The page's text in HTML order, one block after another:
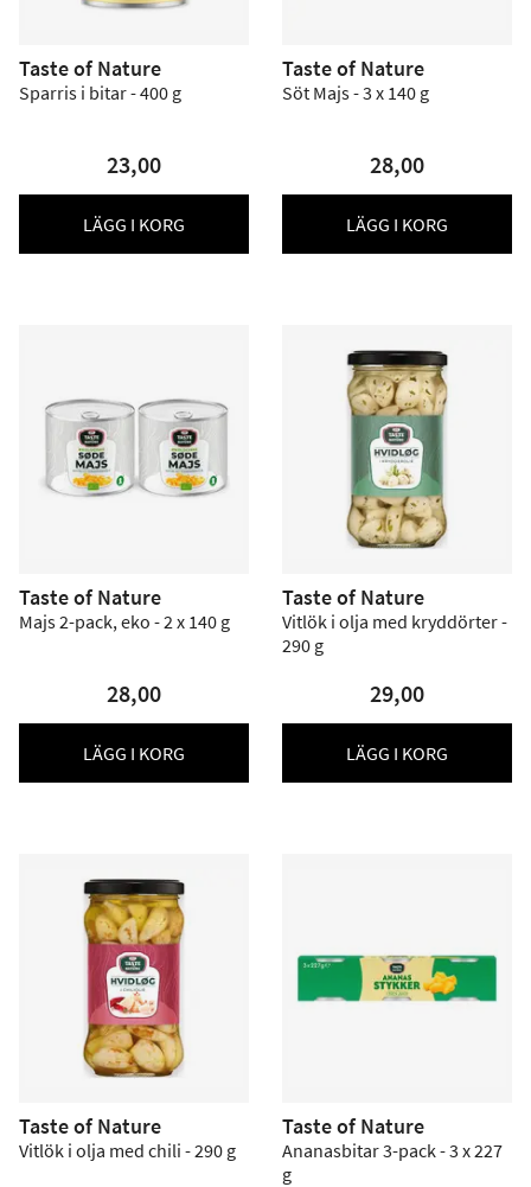
Taste of Nature
Sparris i bitar - 400 g
23,00
LÄGG I KORG
Taste of Nature
Söt Majs - 3 x 140 g
28,00
LÄGG I KORG
Taste of Nature
Majs 2-pack, eko - 2 x 140 g
28,00
LÄGG I KORG
Taste of Nature
Vitlök i olja med kryddörter -
290 g
29,00
LÄGG I KORG
Taste of Nature
Vitlök i olja med chili - 290 g
Taste of Nature
Ananasbitar 3-pack - 3 x 227
g